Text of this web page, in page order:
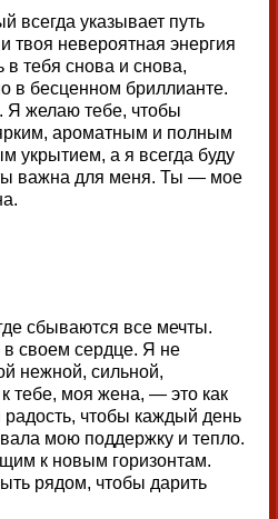
всегда указывает путь
твоя невероятная энергия
тебя снова и снова,
в бесценном бриллианте.
Я желаю тебе, чтобы
ароматным и полным
укрытием, а я всегда буду
важна для меня. Ты — мое
сбываются все мечты.
своем сердце. Я не
нежной, сильной,
тебе, моя жена, — это как
чтобы каждый день
мою поддержку и тепло.
к новым горизонтам.
рядом, чтобы дарить